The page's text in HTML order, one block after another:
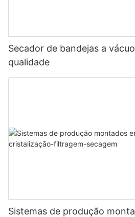
Secador de bandejas a
qualidade
Sistemas de produção